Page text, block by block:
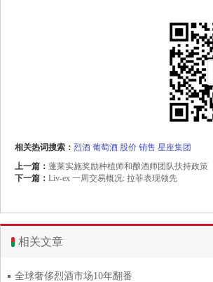
相关热词搜索： 烈酒 葡萄酒 股价 销售 星座集团
上一篇： 蓬莱实施奖励种植师和酿酒师团队扶持政策
下一篇： Liv-ex 一周交易概况: 拉菲表现领先
相关文章
全球奢侈烈酒市场10年翻番